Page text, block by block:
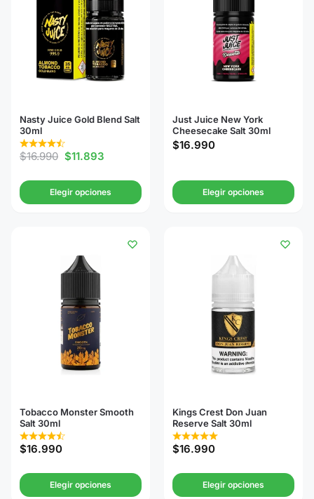
Nasty Juice Gold Blend Salt
30ml
$16.990 $11.893
Elegir opciones
Just Juice New York
Cheesecake Salt 30ml
$16.990
Elegir opciones
Tobacco Monster Smooth
Salt 30ml
$16.990
Elegir opciones
Kings Crest Don Juan
Reserve Salt 30ml
$16.990
Elegir opciones